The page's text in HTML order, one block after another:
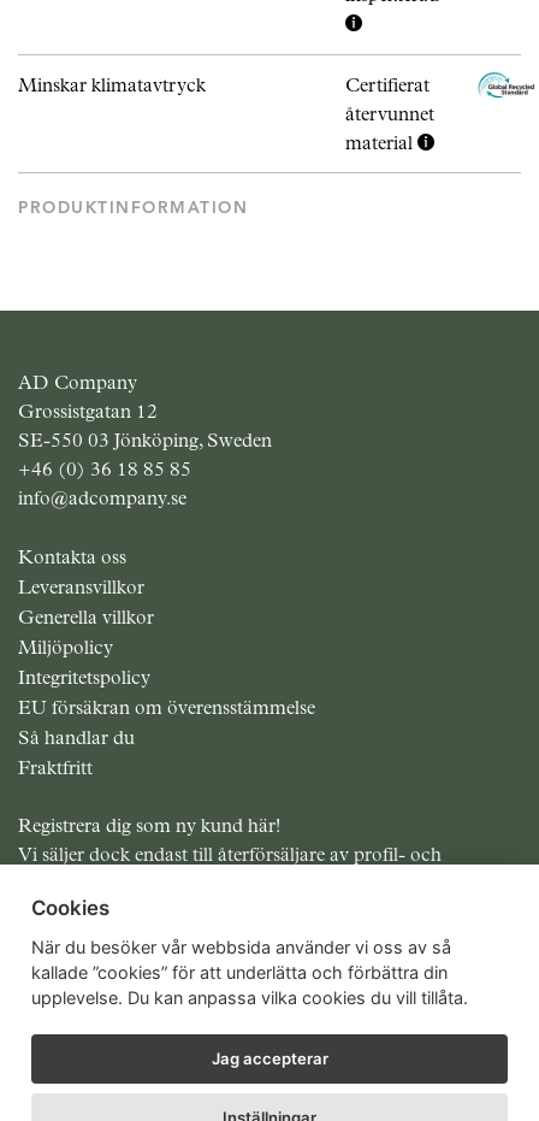
Minskar klimatavtryck
Certifierat
återvunnet
material
PRODUKTINFORMATION
AD Company
Grossistgatan 12
SE-550 03 Jönköping, Sweden
+46 (0) 36 18 85 85
info@adcompany.se
Kontakta oss
Leveransvillkor
Generella villkor
Miljöpolicy
Integritetspolicy
EU försäkran om överensstämmelse
Så handlar du
Fraktfritt
Registrera dig som ny kund här!
Vi säljer dock endast till återförsäljare av profil- och
Alla priser exklusive moms
Cookies
När du besöker vår webbsida använder vi oss av så
kallade ”cookies” för att underlätta och förbättra din
upplevelse. Du kan anpassa vilka cookies du vill tillåta.
Jag accepterar